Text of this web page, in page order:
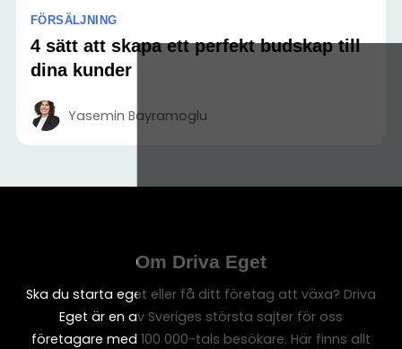
FÖRSÄLJNING
4 sätt att skapa ett perfekt budskap till
dina kunder
Yasemin Bayramoglu
Om Driva Eget
Ska du starta eget eller få ditt företag att växa? Driva
Eget är en av Sveriges största sajter för oss
företagare med 100 000-tals besökare. Här finns allt